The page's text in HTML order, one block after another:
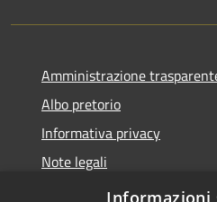
Amministrazione
Albo pretorio
Informativa privacy
Note legali
Dichiarazione di accessibilità
Informazioni